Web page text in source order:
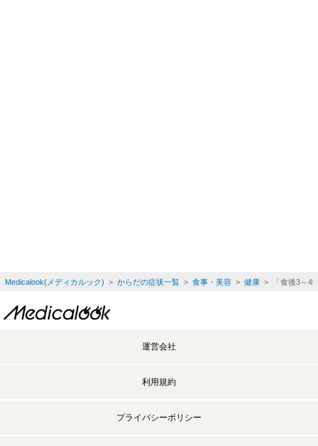
Medicalook(メディカルック) > からだの症状一覧> 食事・美容> 健康> 「食後3～4時
運営会社
利用規約
プライバシーポリシー